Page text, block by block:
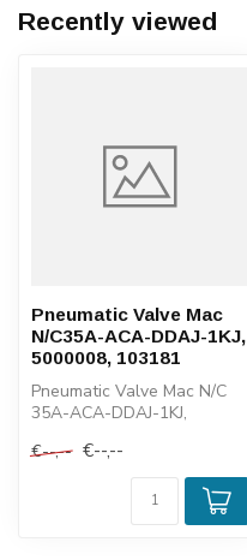
Recently viewed
Pneumatic Valve Mac
N/C35A-ACA-DDAJ-1KJ,
5000008, 103181
Pneumatic Valve Mac N/C
35A-ACA-DDAJ-1KJ,
€--,-- €--,--